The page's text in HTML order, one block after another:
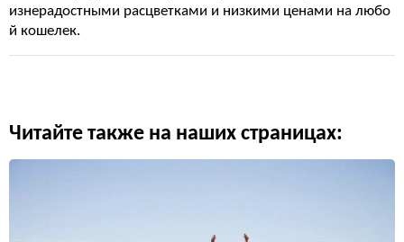
изнерадостными расцветками и низкими ценами на любо
й кошелек.
Читайте также на наших страницах: